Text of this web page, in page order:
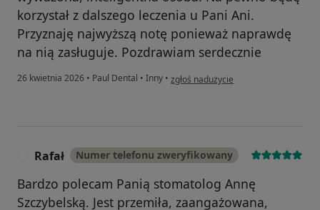
korzystał z dalszego leczenia u Pani Ani.
Przyznaję najwyższą notę ponieważ naprawdę
na nią zasługuje. Pozdrawiam serdecznie
26 kwietnia 2026 • Paul Dental • Inny • w opinii użytkownika R.T
zgłoś nadużycie
Rafał Numer telefonu zweryfikowany
Bardzo polecam Panią stomatolog Annę
Szczybelską. Jest przemiła, zaangażowana,